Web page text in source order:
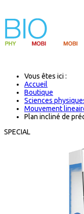
Vous êtes ici :
Accueil
Boutique
Sciences
Mouvement
Plan incliné de
SPECIAL